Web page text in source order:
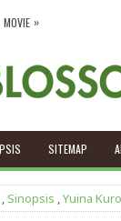
MOVIE »
SITEMAP
, Sinopsis ,Yuina